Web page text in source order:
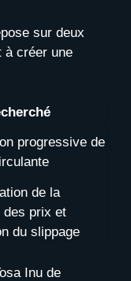
sur deux
à créer une
progressive de
de la
des prix et
du slippage
Inu de